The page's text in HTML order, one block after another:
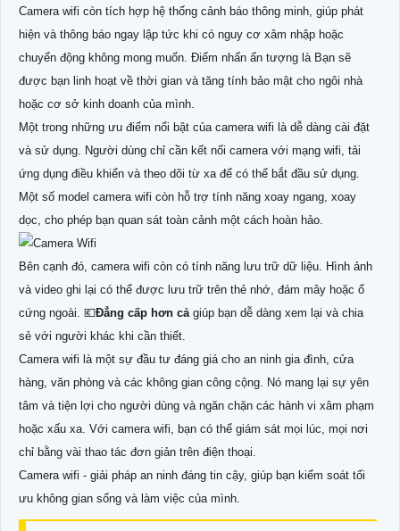
Camera wifi còn tích hợp hệ thống cảnh báo thông minh, giúp phát
hiện và thông báo ngay lập tức khi có nguy cơ xâm nhập hoặc
chuyển động không mong muốn. Điểm nhấn ấn tượng là Bạn sẽ
được bạn linh hoạt về thời gian và tăng tính bảo mật cho ngôi nhà
hoặc cơ sở kinh doanh của mình.
Một trong những ưu điểm nổi bật của camera wifi là dễ dàng cài đặt
và sử dụng. Người dùng chỉ cần kết nối camera với mạng wifi, tải
ứng dụng điều khiển và theo dõi từ xa để có thể bắt đầu sử dụng.
Một số model camera wifi còn hỗ trợ tính năng xoay ngang, xoay
dọc, cho phép bạn quan sát toàn cảnh một cách hoàn hảo.
Bên cạnh đó, camera wifi còn có tính năng lưu trữ dữ liệu. Hình ảnh
và video ghi lại có thể được lưu trữ trên thẻ nhớ, đám mây hoặc ổ
cứng ngoài. 💶Đẳng cấp hơn cả giúp bạn dễ dàng xem lại và chia
sẻ với người khác khi cần thiết.
Camera wifi là một sự đầu tư đáng giá cho an ninh gia đình, cửa
hàng, văn phòng và các không gian công cộng. Nó mang lại sự yên
tâm và tiện lợi cho người dùng và ngăn chặn các hành vi xâm phạm
hoặc xấu xa. Với camera wifi, bạn có thể giám sát mọi lúc, mọi nơi
chỉ bằng vài thao tác đơn giản trên điện thoại.
Camera wifi - giải pháp an ninh đáng tin cậy, giúp bạn kiểm soát tối
ưu không gian sống và làm việc của mình.